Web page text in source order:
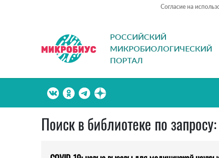
Согласие на
РОССИЙСКИЙ
МИКРОБИОЛОГИЧЕСКИЙ
ПОРТАЛ
Поиск в библиотеке по